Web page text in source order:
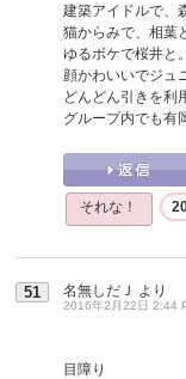
建築アイドルで、
猫からみで、相葉
ゆるボケで桜井と。
顔かわいいでジュ
どんどん引きを利
グループ内でも有
それな！
51 名無しだＪ より
2016年2月22日 2:44
目障り